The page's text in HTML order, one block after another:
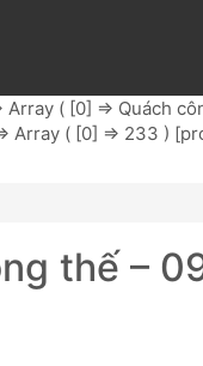
( [0] => Quách
Array ( [0] => 233 )
thế –